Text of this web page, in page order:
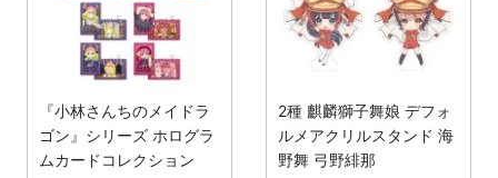
『小林さんちのメイドラ
ゴン』シリーズ ホログラ
ムカードコレクション
2種 麒麟獅子舞娘 デフォ
ルメアクリルスタンド 海
野舞 弓野緋那